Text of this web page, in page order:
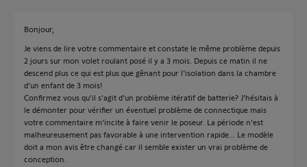
Bonjour,
Je viens de lire votre commentaire et constate le même problème depuis
2 jours sur mon volet roulant posé il y a 3 mois. Depuis ce matin il ne
descend plus ce qui est plus que gênant pour l'isolation dans la chambre
d'un enfant de 3 mois!
Confirmez vous qu'il s'agit d'un problème itératif de batterie? J'hésitais à
le démonter pour vérifier un éventuel problème de connectique mais
votre commentaire m'incite à faire venir le poseur. La période n'est
malheureusement pas favorable à une intervention rapide... Le modèle
doit a mon avis être changé car il semble exister un vrai problème de
conception.